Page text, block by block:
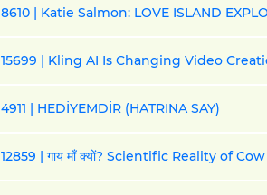
8610 | Katie Salmon: LOVE ISLAND
15699 | Kling AI Is Changing Video
4911 | HEDİYEMDİR (HATRINA SAY)
12859 | ​गाय माँ क्यों? Scientific Reality of Cow